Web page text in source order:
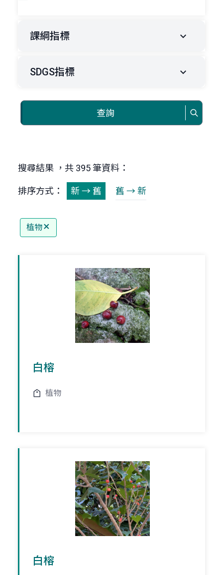
課綱指標
SDGS指標
查詢
搜尋結果 ，共 395 筆資料：
排序方式： 新 → 舊 舊 → 新
植物
白榕
植物
白榕